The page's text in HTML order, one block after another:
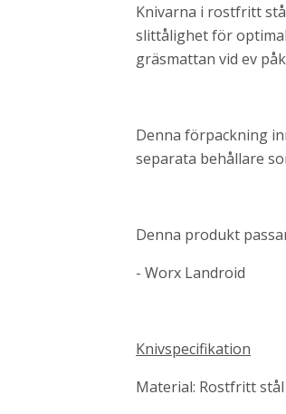
Knivarna i rostfritt
slittålighet för
gräsmattan vid ev
Denna förpackning
separata behållare
Denna produkt
- Worx Landroid
Knivspecifikation
Material: Rostfritt stål